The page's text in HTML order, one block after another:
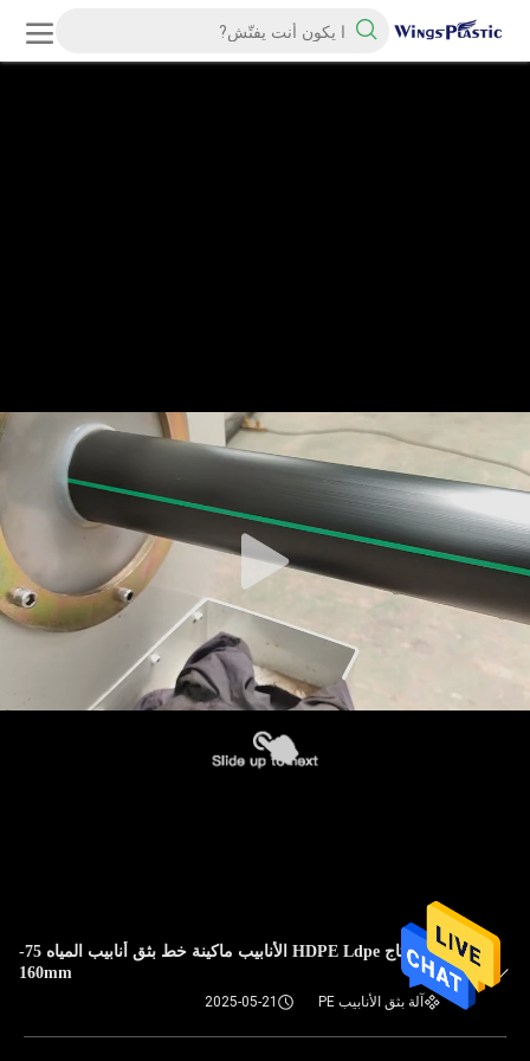
عالية الانتاج HDPE Ldpe الأنابيب ماكينة خط بثق أنابيب المياه 75-
160mm
آلة بثق الأنابيب PE 2025-05-21